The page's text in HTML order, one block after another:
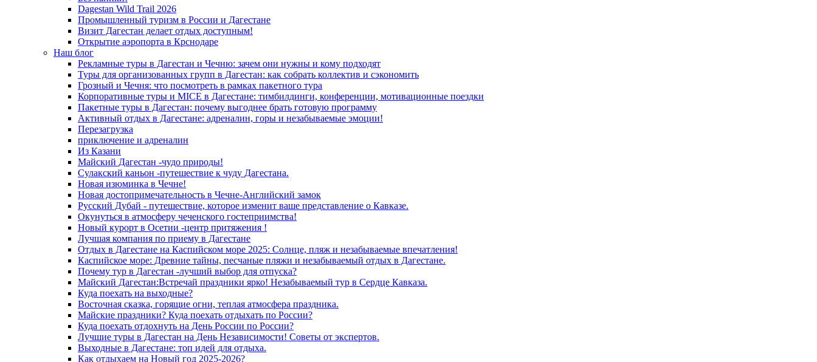
Dagestan Wild Trail 2026
Промышленный туризм в России и Дагестане
Визит Дагестан делает отдых доступным!
Открытие аэропорта в Крснодаре
Наш блог
Рекламные туры в Дагестан и Чечню: зачем они нужны и кому подходят
Туры для организованных групп в Дагестан: как собрать коллектив и сэкономить
Грозный и Чечня: что посмотреть в рамках пакетного тура
Корпоративные туры и MICE в Дагестане: тимбилдинги, конференции, мотивационные поездки
Пакетные туры в Дагестан: почему выгоднее брать готовую программу
Активный отдых в Дагестане: адреналин, горы и незабываемые эмоции!
Перезагрузка
приключение и адреналин
Из Казани
Майский Дагестан -чудо природы!
Сулакский каньон -путешествие к чуду Дагестана.
Новая изюминка в Чечне!
Новая достопримечательность в Чечне-Английский замок
Русский Дубай - путешествие, которое изменит ваше представление о Кавказе.
Окунуться в атмосферу чеченского гостеприимства!
Новый курорт в Осетии -центр притяжения !
Лучшая компания по приему в Дагестане
Отдых в Дагестане на Каспийском море 2025: Солнце, пляж и незабываемые впечатления!
Каспийское море: Древние тайны, песчаные пляжи и незабываемый отдых в Дагестане.
Почему тур в Дагестан -лучший выбор для отпуска?
Майский Дагестан:Встречай праздники ярко! Незабываемый тур в Сердце Кавказа.
Куда поехать на выходные?
Восточная сказка, горящие огни, теплая атмосфера праздника.
Майские праздники? Куда поехать отдыхать по России?
Куда поехать отдохнуть на День России по России?
Лучшие туры в Дагестан на День Независимости! Советы от экспертов.
Выходные в Дагестане: топ идей для отдыха.
Как отдыхаем на Новый год 2025-2026?